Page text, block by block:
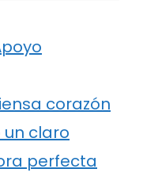
corazón
claro
perfecta